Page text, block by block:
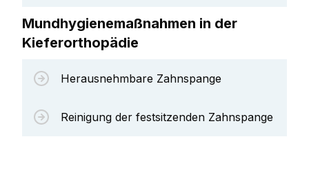
Mundhygienemaßnahmen in der
Kieferorthopädie
Herausnehmbare Zahnspange
Reinigung der festsitzenden Zahnspange